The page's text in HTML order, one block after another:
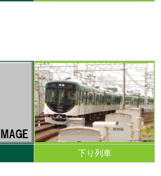
下り列車